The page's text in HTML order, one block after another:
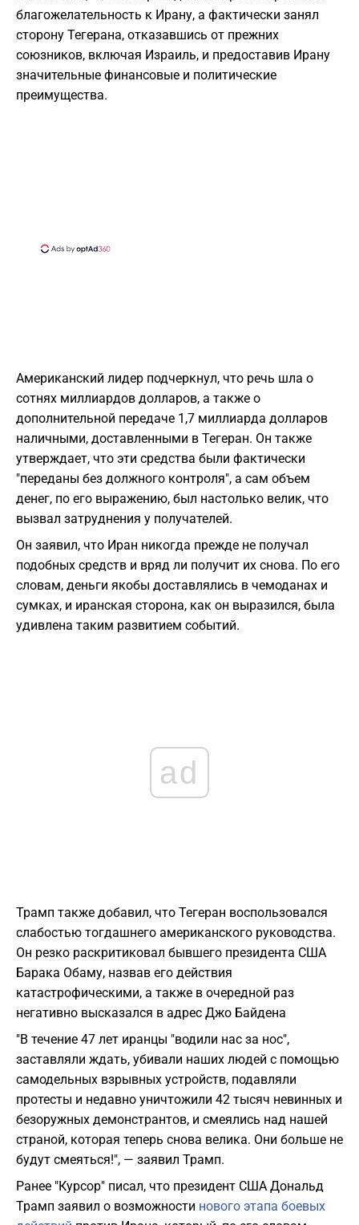
благожелательность к Ирану, а фактически занял
сторону Тегерана, отказавшись от прежних
союзников, включая Израиль, и предоставив Ирану
значительные финансовые и политические
преимущества.
Американский лидер подчеркнул, что речь шла о
сотнях миллиардов долларов, а также о
дополнительной передаче 1,7 миллиарда долларов
наличными, доставленными в Тегеран. Он также
утверждает, что эти средства были фактически
"переданы без должного контроля", а сам объем
денег, по его выражению, был настолько велик, что
вызвал затруднения у получателей.
Он заявил, что Иран никогда прежде не получал
подобных средств и вряд ли получит их снова. По его
словам, деньги якобы доставлялись в чемоданах и
сумках, и иранская сторона, как он выразился, была
удивлена таким развитием событий.
ad
Трамп также добавил, что Тегеран воспользовался
слабостью тогдашнего американского руководства.
Он резко раскритиковал бывшего президента США
Барака Обаму, назвав его действия
катастрофическими, а также в очередной раз
негативно высказался в адрес Джо Байдена
"В течение 47 лет иранцы "водили нас за нос",
заставляли ждать, убивали наших людей с помощью
самодельных взрывных устройств, подавляли
протесты и недавно уничтожили 42 тысяч невинных и
безоружных демонстрантов, и смеялись над нашей
страной, которая теперь снова велика. Они больше не
будут смеяться!", — заявил Трамп.
Ранее "Курсор" писал, что президент США Дональд
Трамп заявил о возможности нового этапа боевых